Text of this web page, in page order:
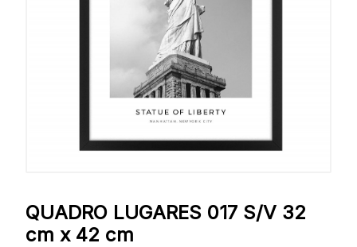
QUADRO LUGARES 017 S/V 32
cm x 42 cm